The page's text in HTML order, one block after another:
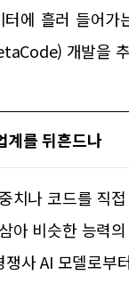
에 흘러 들어
개발을
를 뒤흔드나
치나 코드를 직
아 비슷한 능력
사 AI 모델로부